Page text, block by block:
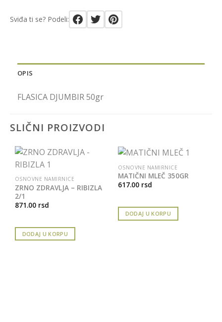
Sviđa ti se? Podeli:
OPIS
FLASICA DJUMBIR 50gr
SLIČNI PROIZVODI
OSNOVNE NAMIRNICE
ZRNO ZDRAVLJA – RIBIZLA
2/1
871.00 rsd
DODAJ U KORPU
OSNOVNE NAMIRNICE
MATIČNI MLEČ 350GR
617.00 rsd
DODAJ U KORPU